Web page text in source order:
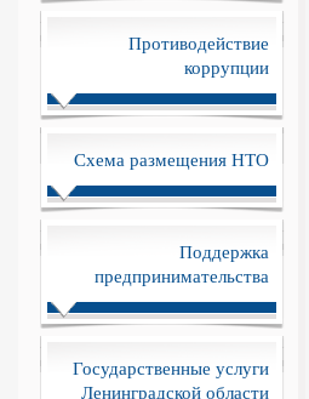
Противодействие
коррупции
Схема размещения НТО
Поддержка
предпринимательства
Государственные услуги
Ленинградской области